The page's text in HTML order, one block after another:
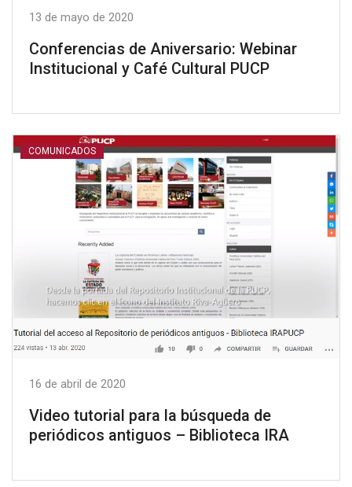
13 de mayo de 2020
Conferencias de Aniversario: Webinar
Institucional y Café Cultural PUCP
COMUNICADOS
16 de abril de 2020
Video tutorial para la búsqueda de
periódicos antiguos – Biblioteca IRA